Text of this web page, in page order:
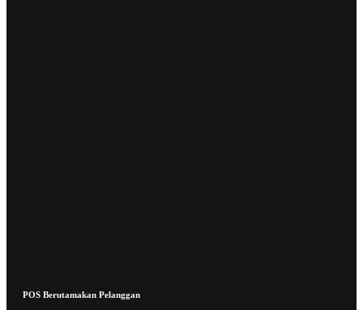
POS Berutamakan Pelanggan